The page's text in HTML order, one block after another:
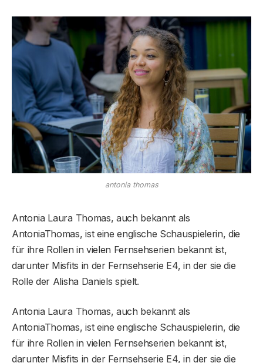
antonia thomas
Antonia Laura Thomas, auch bekannt als
AntoniaThomas, ist eine englische Schauspielerin, die
für ihre Rollen in vielen Fernsehserien bekannt ist,
darunter Misfits in der Fernsehserie E4, in der sie die
Rolle der Alisha Daniels spielt.
Antonia Laura Thomas, auch bekannt als
AntoniaThomas, ist eine englische Schauspielerin, die
für ihre Rollen in vielen Fernsehserien bekannt ist,
darunter Misfits in der Fernsehserie E4, in der sie die